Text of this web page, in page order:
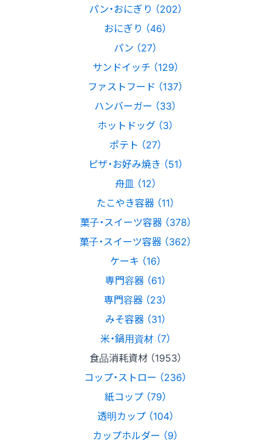
パン・おにぎり （202）
おにぎり （46）
パン （27）
サンドイッチ （129）
ファストフード （137）
ハンバーガー （33）
ホットドッグ （3）
ポテト （27）
ピザ・お好み焼き （51）
舟皿 （12）
たこやき容器 （11）
菓子・スイーツ容器 （378）
菓子・スイーツ容器 （362）
ケーキ （16）
専門容器 （61）
専門容器 （23）
みそ容器 （31）
米・鍋用資材 （7）
食品消耗資材 （1953）
コップ・ストロー （236）
紙コップ （79）
透明カップ （104）
カップホルダー （9）